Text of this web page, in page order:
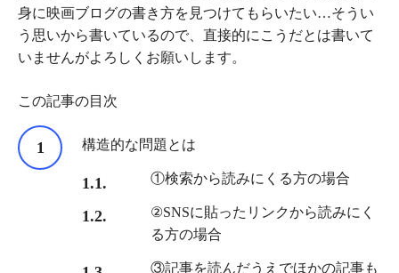
身に映画ブログの書き方を見つけてもらいたい…そうい
う思いから書いているので、直接的にこうだとは書いて
いませんがよろしくお願いします。
この記事の目次
構造的な問題とは
①検索から読みにくる方の場合
②SNSに貼ったリンクから読みにく
る方の場合
③記事を読んだうえでほかの記事も